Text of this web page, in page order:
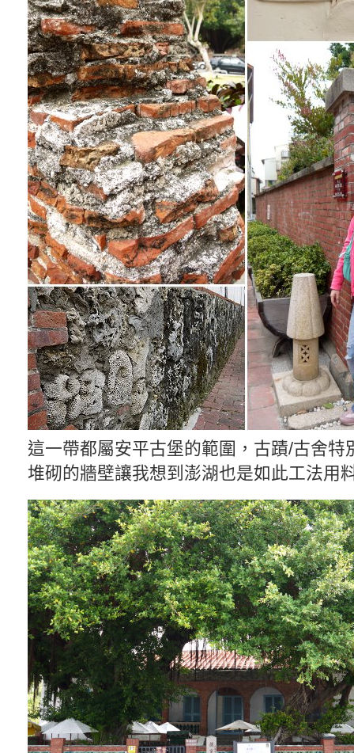
這一帶都屬安平古堡的範圍，古蹟/古舍特
堆砌的牆壁讓我想到澎湖也是如此工法用